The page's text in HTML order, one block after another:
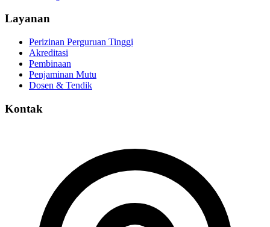
Layanan
Perizinan Perguruan Tinggi
Akreditasi
Pembinaan
Penjaminan Mutu
Dosen & Tendik
Kontak